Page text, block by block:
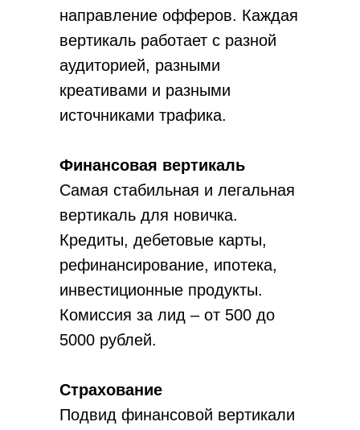
направление офферов. Каждая
вертикаль работает с разной
аудиторией, разными
креативами и разными
источниками трафика.
Финансовая вертикаль
Самая стабильная и легальная
вертикаль для новичка.
Кредиты, дебетовые карты,
рефинансирование, ипотека,
инвестиционные продукты.
Комиссия за лид – от 500 до
5000 рублей.
Страхование
Подвид финансовой вертикали